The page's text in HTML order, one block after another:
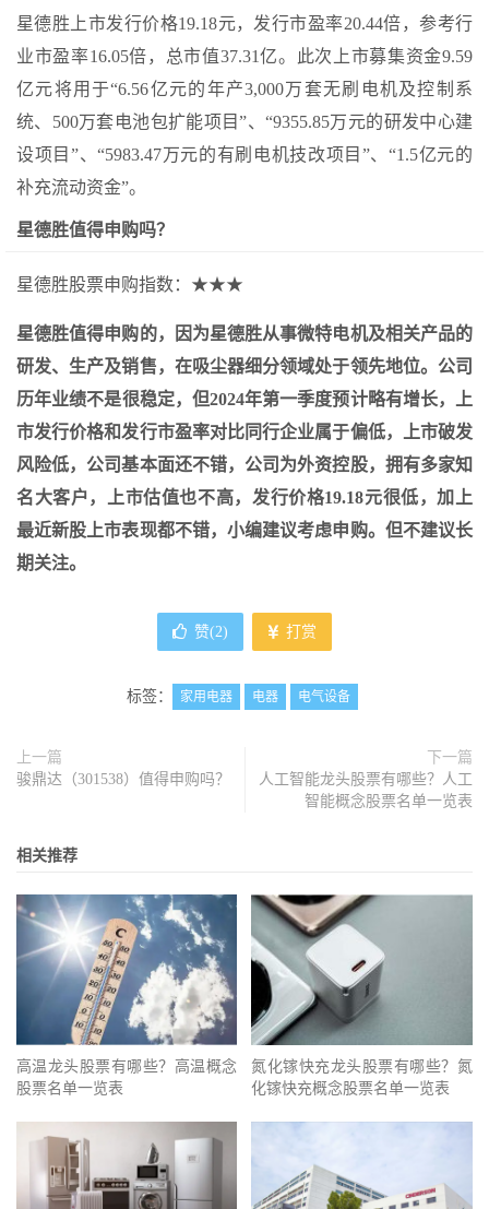
星德胜上市发行价格19.18元，发行市盈率20.44倍，参考行
业市盈率16.05倍，总市值37.31亿。此次上市募集资金9.59
亿元将用于“6.56亿元的年产3,000万套无刷电机及控制系
统、500万套电池包扩能项目”、“9355.85万元的研发中心建
设项目”、“5983.47万元的有刷电机技改项目”、“1.5亿元的
补充流动资金”。
星德胜值得申购吗？
星德胜股票申购指数：★★★
星德胜值得申购的，因为星德胜从事微特电机及相关产品的
研发、生产及销售，在吸尘器细分领域处于领先地位。公司
历年业绩不是很稳定，但2024年第一季度预计略有增长，上
市发行价格和发行市盈率对比同行企业属于偏低，上市破发
风险低，公司基本面还不错，公司为外资控股，拥有多家知
名大客户，上市估值也不高，发行价格19.18元很低，加上
最近新股上市表现都不错，小编建议考虑申购。但不建议长
期关注。
赞(2) 打赏
标签： 家用电器 电器 电气设备
上一篇
骏鼎达（301538）值得申购吗？
下一篇
人工智能龙头股票有哪些？人工
智能概念股票名单一览表
相关推荐
高温龙头股票有哪些？高温概念
股票名单一览表
氮化镓快充龙头股票有哪些？氮
化镓快充概念股票名单一览表